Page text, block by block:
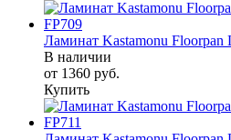
Ламинат Kastamonu
В наличии
от 1360 руб.
Купить